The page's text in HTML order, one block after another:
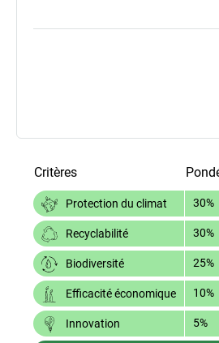
Critères
Protection du climat 30%
Recyclabilité 30%
Biodiversité 25%
Efficacité économique 10%
Innovation 5%